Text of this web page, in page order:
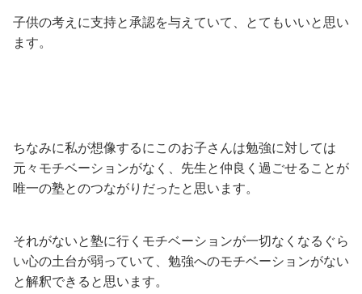
子供の考えに支持と承認を与えていて、とてもいいと思い
ます。
ちなみに私が想像するにこのお子さんは勉強に対しては
元々モチベーションがなく、先生と仲良く過ごせることが
唯一の塾とのつながりだったと思います。
それがないと塾に行くモチベーションが一切なくなるぐら
い心の土台が弱っていて、勉強へのモチベーションがない
と解釈できると思います。